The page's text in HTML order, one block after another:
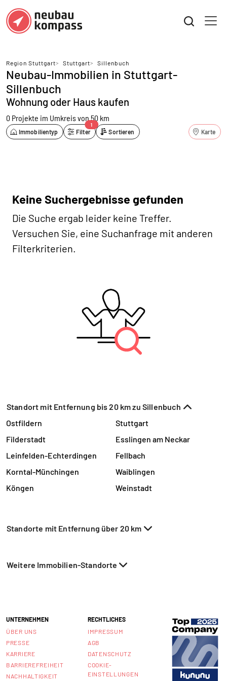
Region Stuttgart> Stuttgart> Sillenbuch
Neubau-Immobilien in Stuttgart-
Sillenbuch
Wohnung oder Haus kaufen
0 Projekte im Umkreis von 50 km
Immobilientyp Filter
1
Sortieren Karte
Keine Suchergebnisse gefunden
Die Suche ergab leider keine Treffer.
Versuchen Sie, eine Suchanfrage mit anderen
Filterkriterien.
Standort mit Entfernung bis 20 km zu Sillenbuch
Ostfildern
Stuttgart
Filderstadt
Esslingen am Neckar
Leinfelden-Echterdingen
Fellbach
Korntal-Münchingen
Waiblingen
Köngen
Weinstadt
Standorte mit Entfernung über 20 km
Weitere Immobilien-Standorte
UNTERNEHMEN
ÜBER UNS
PRESSE
KARRIERE
BARRIEREFREIHEIT
NACHHALTIGKEIT
RECHTLICHES
IMPRESSUM
AGB
DATENSCHUTZ
COOKIE-
EINSTELLUNGEN